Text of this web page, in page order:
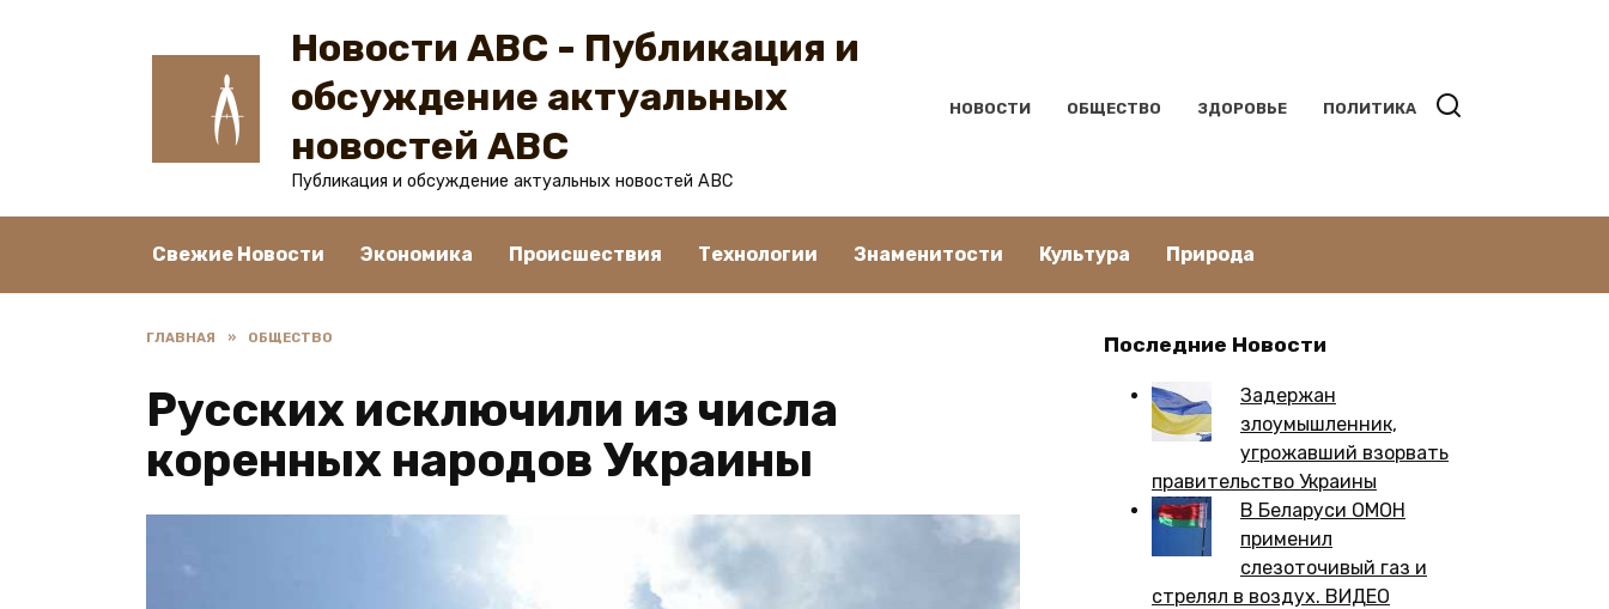
Новости ABC - Публикация и
обсуждение актуальных
новостей ABC
Публикация и обсуждение актуальных новостей ABC
НОВОСТИ ОБЩЕСТВО ЗДОРОВЬЕ ПОЛИТИКА
Свежие Новости Экономика Происшествия Технологии Знаменитости Культура Природа
ГЛАВНАЯ » ОБЩЕСТВО
Русских исключили из числа
коренных народов Украины
Последние Новости
Задержан
злоумышленник,
угрожавший взорвать
правительство Украины
В Беларуси ОМОН
применил
слезоточивый газ и
стрелял в воздух. ВИДЕО